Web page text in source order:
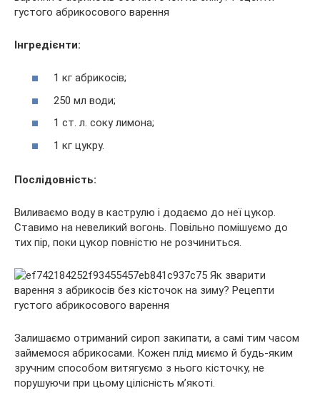
Інгредієнти:
1 кг абрикосів;
250 мл води;
1 ст. л. соку лимона;
1 кг цукру.
Послідовність:
Виливаємо воду в каструлю і додаємо до неї цукор.
Ставимо на невеликий вогонь. Повільно помішуємо до
тих пір, поки цукор повністю не розчиниться.
Залишаємо отриманий сироп закипати, а самі тим часом
займемося абрикосами. Кожен плід миємо й будь-яким
зручним способом витягуємо з нього кісточку, не
порушуючи при цьому цілісність м’якоті.